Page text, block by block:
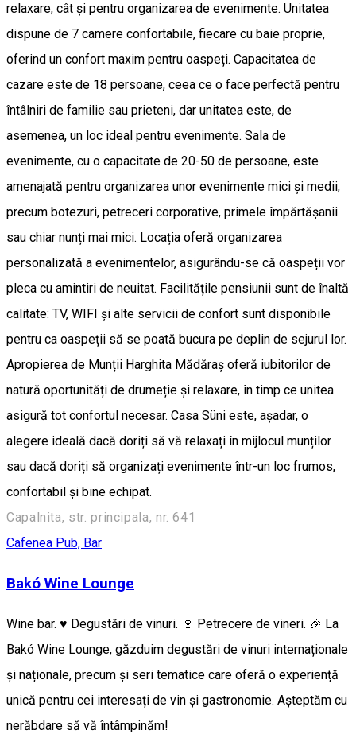
relaxare, cât și pentru organizarea de evenimente. Unitatea
dispune de 7 camere confortabile, fiecare cu baie proprie,
oferind un confort maxim pentru oaspeți. Capacitatea de
cazare este de 18 persoane, ceea ce o face perfectă pentru
întâlniri de familie sau prieteni, dar unitatea este, de
asemenea, un loc ideal pentru evenimente. Sala de
evenimente, cu o capacitate de 20-50 de persoane, este
amenajată pentru organizarea unor evenimente mici și medii,
precum botezuri, petreceri corporative, primele împărtășanii
sau chiar nunți mai mici. Locația oferă organizarea
personalizată a evenimentelor, asigurându-se că oaspeții vor
pleca cu amintiri de neuitat. Facilitățile pensiunii sunt de înaltă
calitate: TV, WIFI și alte servicii de confort sunt disponibile
pentru ca oaspeții să se poată bucura pe deplin de sejurul lor.
Apropierea de Munții Harghita Mădăraș oferă iubitorilor de
natură oportunități de drumeție și relaxare, în timp ce unitea
asigură tot confortul necesar. Casa Süni este, așadar, o
alegere ideală dacă doriți să vă relaxați în mijlocul munților
sau dacă doriți să organizați evenimente într-un loc frumos,
confortabil și bine echipat.
Capalnita, str. principala, nr. 641
Cafenea Pub, Bar
Bakó Wine Lounge
Wine bar. ♥️ Degustări de vinuri. 🍷 Petrecere de vineri. 🎉 La
Bakó Wine Lounge, găzduim degustări de vinuri internaționale
și naționale, precum și seri tematice care oferă o experiență
unică pentru cei interesați de vin și gastronomie. Așteptăm cu
nerăbdare să vă întâmpinăm!